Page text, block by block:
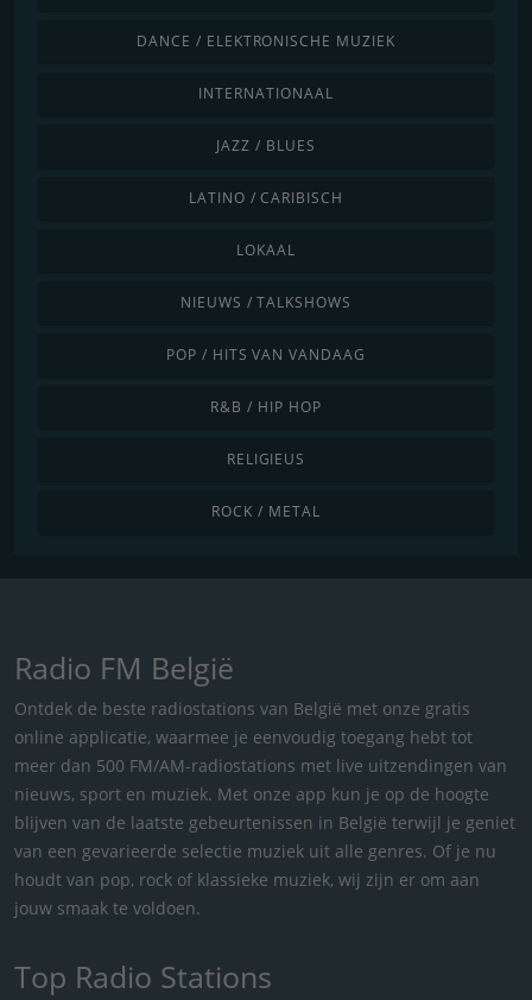
DANCE / ELEKTRONISCHE MUZIEK
INTERNATIONAAL
JAZZ / BLUES
LATINO / CARIBISCH
LOKAAL
NIEUWS / TALKSHOWS
POP / HITS VAN VANDAAG
R&B / HIP HOP
RELIGIEUS
ROCK / METAL
Radio FM België
Ontdek de beste radiostations van België met onze gratis
online applicatie, waarmee je eenvoudig toegang hebt tot
meer dan 500 FM/AM-radiostations met live uitzendingen van
nieuws, sport en muziek. Met onze app kun je op de hoogte
blijven van de laatste gebeurtenissen in België terwijl je geniet
van een gevarieerde selectie muziek uit alle genres. Of je nu
houdt van pop, rock of klassieke muziek, wij zijn er om aan
jouw smaak te voldoen.
Top Radio Stations